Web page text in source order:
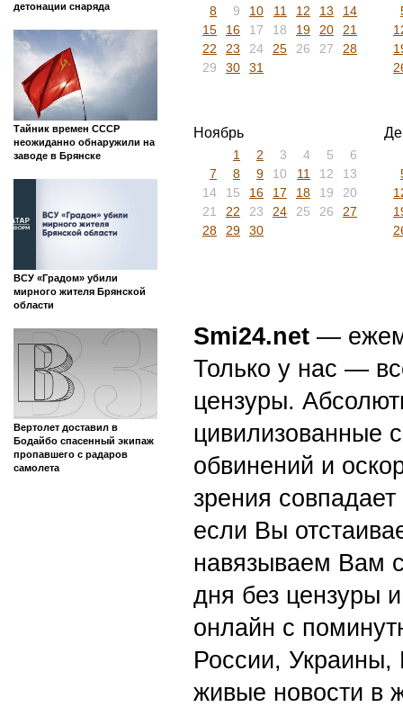
детонации снаряда
Тайник времен СССР
неожиданно обнаружили на
заводе в Брянске
ВСУ «Градом» убили
мирного жителя Брянской
области
Вертолет доставил в
Бодайбо спасенный экипаж
пропавшего с радаров
самолета
8
9 10 11 12 13
14
15
16 17 18 19 20
21
22
23 24 25 26 27
28
29
30 31
Ноябрь
1 2 3 4 5
6
7
8 9 10 11 12
13
14
15 16 17 18 19
20
21
22 23 24 25 26
27
28
29 30
Smi24.net —
Только у нас —
цензуры.
цивилизованные
обвинений и
зрения
если Вы
навязываем Вам
дня без цензуры
онлайн с
России,
живые новости в